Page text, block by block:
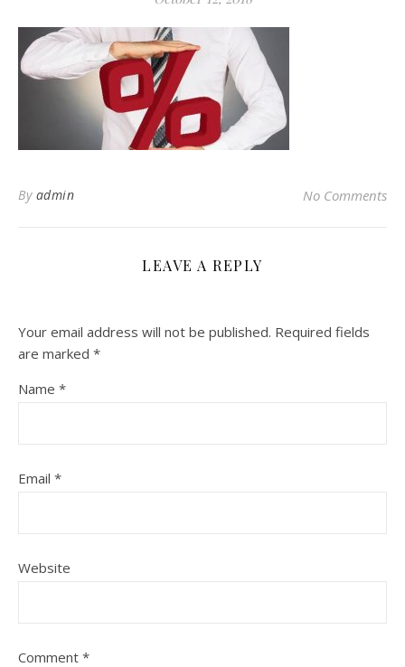
By admin No Comments
LEAVE A REPLY
Your email address will not be published. Required fields
are marked *
Name *
Email *
Website
Comment *